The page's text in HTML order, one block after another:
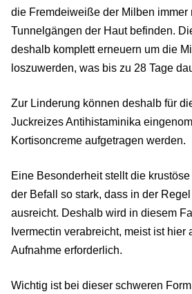
die Fremdeiweiße der Milben immer
Tunnelgängen der Haut befinden.
deshalb komplett erneuern um die
loszuwerden, was bis zu 28 Tage
Zur Linderung können deshalb für
Juckreizes Antihistaminika
Kortisoncreme aufgetragen werden.
Eine Besonderheit stellt die
der Befall so stark, dass in der
ausreicht. Deshalb wird in diesem
Ivermectin verabreicht, meist ist hier
Aufnahme erforderlich.
Wichtig ist bei dieser schweren